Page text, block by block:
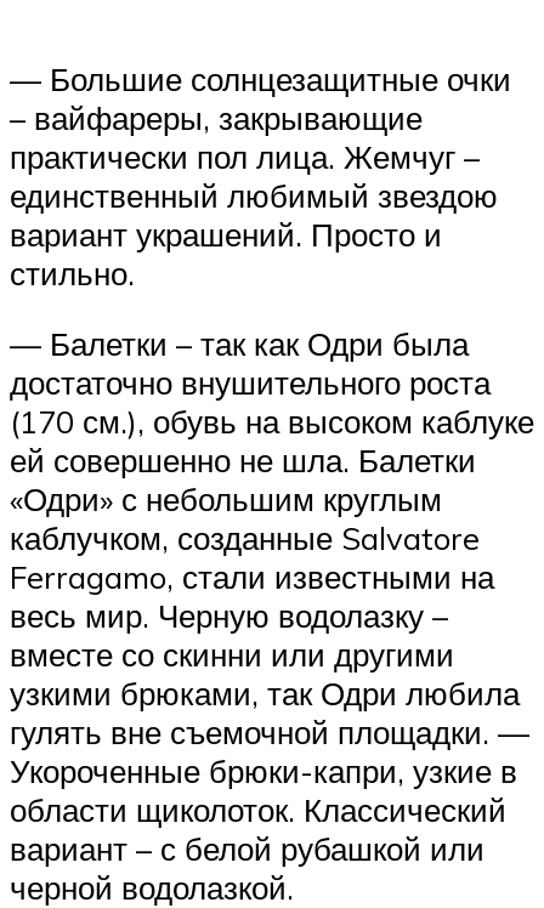
— Большие солнцезащитные очки
– вайфареры, закрывающие
практически пол лица. Жемчуг –
единственный любимый звездою
вариант украшений. Просто и
стильно.
— Балетки – так как Одри была
достаточно внушительного роста
(170 см.), обувь на высоком каблуке
ей совершенно не шла. Балетки
«Одри» с небольшим круглым
каблучком, созданные Salvatore
Ferragamo, стали известными на
весь мир. Черную водолазку –
вместе со скинни или другими
узкими брюками, так Одри любила
гулять вне съемочной площадки. —
Укороченные брюки-капри, узкие в
области щиколоток. Классический
вариант – с белой рубашкой или
черной водолазкой.